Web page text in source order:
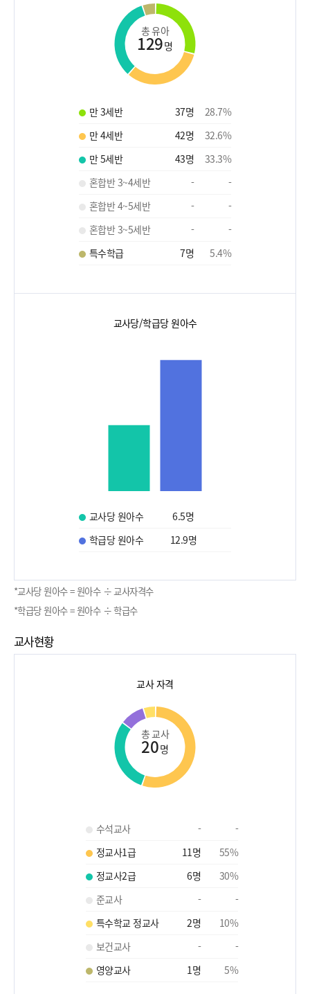
총 유아
129명
만 3세반 37명 28.7%
만 4세반
42명 32.6%
만 5세반
43명 33.3%
혼합반 3~4세반
-
-
혼합반 4~5세반
-
-
혼합반 3~5세반
-
-
특수학급
7명 5.4%
교사당/학급당 원아수
교사당 원아수 6.5명
학급당 원아수
12.9명
*교사당 원아수 = 원아수 ÷ 교사자격수
*학급당 원아수 = 원아수 ÷ 학급수
교사현황
교사 자격
총 교사
20명
수석교사 -
-
정교사1급
11명 55%
정교사2급
6명 30%
준교사
-
-
특수학교 정교사
2명 10%
보건교사
-
-
영양교사
1명 5%